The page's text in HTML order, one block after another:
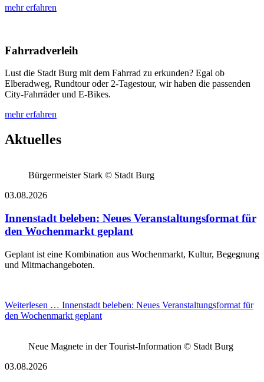
mehr erfahren
Fahrradverleih
Lust die Stadt Burg mit dem Fahrrad zu erkunden? Egal ob
Elberadweg, Rundtour oder 2-Tagestour, wir haben die passenden
City-Fahrräder und E-Bikes.
mehr erfahren
Aktuelles
Bürgermeister Stark © Stadt Burg
03.08.2026
Innenstadt beleben: Neues Veranstaltungsformat für
den Wochenmarkt geplant
Geplant ist eine Kombination aus Wochenmarkt, Kultur, Begegnung
und Mitmachangeboten.
Weiterlesen … Innenstadt beleben: Neues Veranstaltungsformat für
den Wochenmarkt geplant
Neue Magnete in der Tourist-Information © Stadt Burg
03.08.2026